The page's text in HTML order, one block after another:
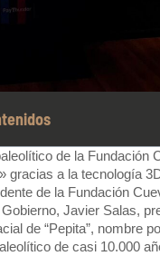
de la Fundación
gracias a la tecnología
de la Fundación
Javier Salas,
de “Pepita”, nombre
de casi 10.000